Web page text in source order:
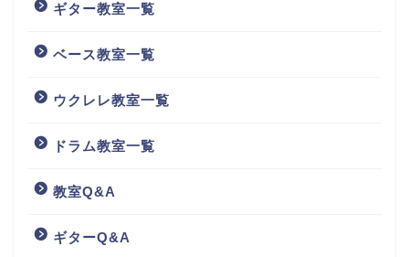
ギター教室一覧
ベース教室一覧
ウクレレ教室一覧
ドラム教室一覧
教室Q&A
ギターQ&A